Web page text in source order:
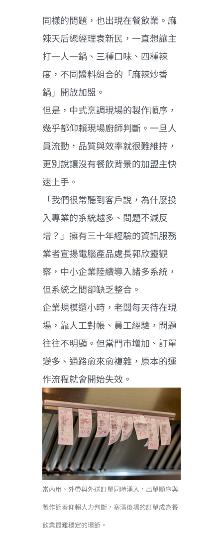
同樣的問題，也出現在餐飲業。麻
辣天后總經理袁新民，一直想讓主
打一人一鍋、三種口味、四種辣
度，不同醬料組合的「麻辣炒香
鍋」開放加盟。
但是，中式烹調現場的製作順序，
幾乎都仰賴現場廚師判斷。一旦人
員流動，品質與效率就很難維持，
更別說讓沒有餐飲背景的加盟主快
速上手。
「我們很常聽到客戶說，為什麼投
入專業的系統越多、問題不減反
增？」擁有三十年經驗的資訊服務
業者宣揚電腦產品處長郭欣靈觀
察，中小企業陸續導入諸多系統，
但系統之間卻缺乏整合。
企業規模還小時，老闆每天待在現
場，靠人工對帳、員工經驗，問題
往往不明顯。但當門市增加、訂單
變多、通路愈來愈複雜，原本的運
作流程就會開始失效。
當內用、外帶與外送訂單同時湧入，出單順序與
製作節奏仰賴人力判斷，塞滿後場的訂單成為餐
飲業最難穩定的環節。